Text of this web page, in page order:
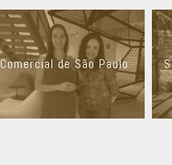
Comercial de São Paulo